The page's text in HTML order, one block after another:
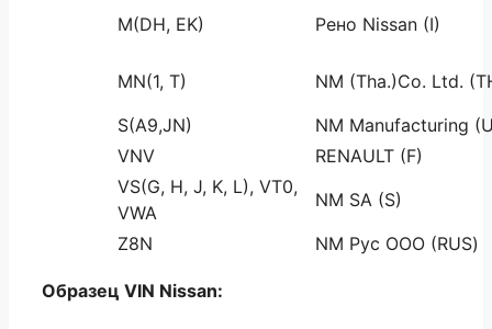
M(DH, EK) Рено Nissan (I)
MN(1, T)
NM (Tha.)Co. Ltd.
S(A9,JN)
NM Manufacturing
VNV
RENAULT (F)
VS(G, H, J, K, L), VT0,
VWA
NM SA (S)
Z8N
NM Рус ООО (RUS)
Образец VIN Nissan: